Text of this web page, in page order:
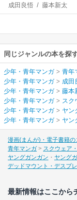
スプレイ
成田良悟/ 藤本新太
同じジャンルの本を探
少年・青年マンガ> 青年
少年・青年マンガ> 成田
少年・青年マンガ> 藤本
少年・青年マンガ> スク
少年・青年マンガ> ヤン
少年・青年マンガ> ヤン
漫画(まんが)・電子書籍
青年マンガ
スクウェア
ヤングガンガン
ヤング
デッドマウント・デスプ
最新情報はここから